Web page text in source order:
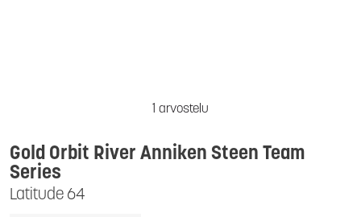
1 arvostelu
Latitude 64
Gold Orbit River Anniken Steen Team
Series